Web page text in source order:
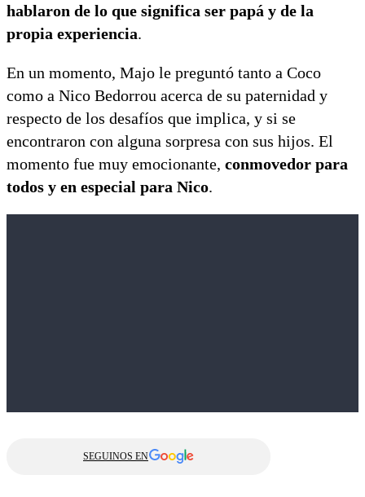
hablaron de lo que significa ser papá y de la
propia experiencia.
En un momento, Majo le preguntó tanto a Coco
como a Nico Bedorrou acerca de su paternidad y
respecto de los desafíos que implica, y si se
encontraron con alguna sorpresa con sus hijos. El
momento fue muy emocionante, conmovedor para
todos y en especial para Nico.
SEGUINOS EN